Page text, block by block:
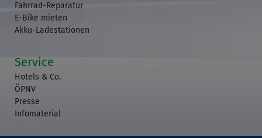
Fahrrad-Reparatur
E-Bike mieten
Akku-Ladestationen
Service
Hotels & Co.
ÖPNV
Presse
Infomaterial